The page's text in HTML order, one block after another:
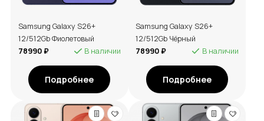
Samsung Galaxy S26+
12/512Gb Фиолетовый
78990 ₽
В наличии
Подробнее
Samsung Galaxy S26+
12/512Gb Чёрный
78990 ₽
В наличии
Подробнее